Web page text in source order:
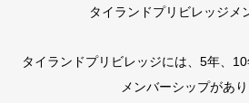
タイランドプリビレッジメ
タイランドプリビレッジには、5年、
メンバーシップがあり